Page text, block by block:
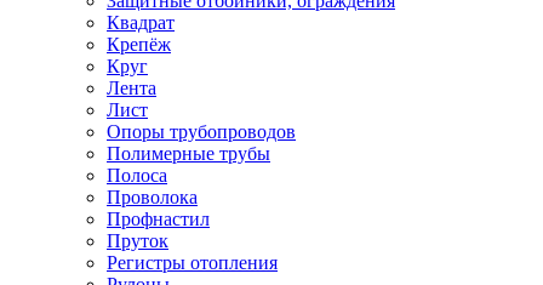
Квадрат
Крепёж
Круг
Лента
Лист
Опоры трубопроводов
Полимерные трубы
Полоса
Проволока
Профнастил
Пруток
Регистры отопления